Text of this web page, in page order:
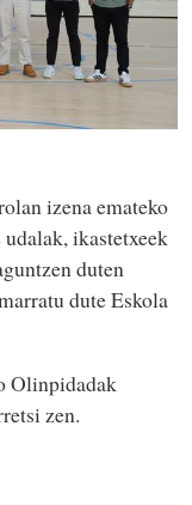
izena emateko
ikastetxeek
duten
dute Eskola
Olinpidadak
zen.